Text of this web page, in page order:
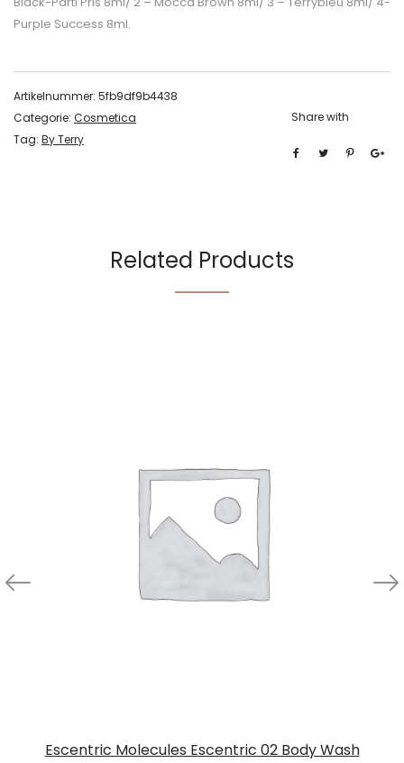
Purple Success 8ml.
Artikelnummer: 5fb9df9b4438
Categorie: Cosmetica
Tag: By Terry
Share with
Related Products
Escentric Molecules Escentric 02 Body Wash